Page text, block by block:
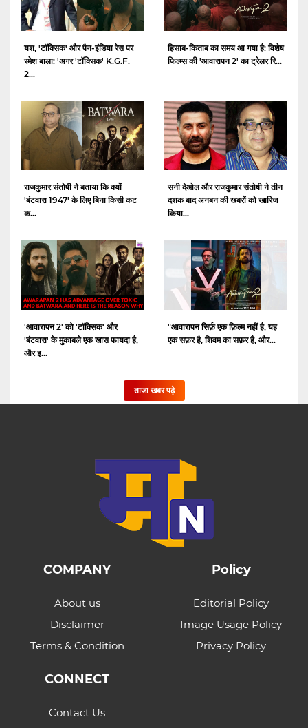
यश, 'टॉक्सिक' और पैन-इंडिया रेस पर
रमेश बाला: 'अगर 'टॉक्सिक' K.G.F.
2...
हिसाब-किताब का समय आ गया है: विशेष
फिल्म्स की 'आवारापन 2' का ट्रेलर रि...
राजकुमार संतोषी ने बताया कि क्यों
'बंटवारा 1947' के लिए बिना किसी कट
क...
सनी देओल और राजकुमार संतोषी ने तीन
दशक बाद अनबन की खबरों को खारिज
किया...
'आवारापन 2' को 'टॉक्सिक' और
'बंटवारा' के मुकाबले एक खास फायदा है,
और इ...
"आवारापन सिर्फ़ एक फ़िल्म नहीं है, यह
एक सफ़र है, शिवम का सफ़र है, और...
ताजा खबर पढ़े
COMPANY
About us
Disclaimer
Terms & Condition
Policy
Editorial Policy
Image Usage Policy
Privacy Policy
CONNECT
Contact Us